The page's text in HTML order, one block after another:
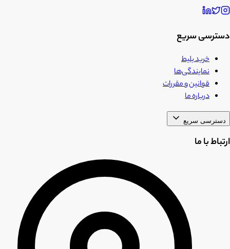
دسترسی سریع
خرید بلیط
نمایندگی‌ها
قوانین و مقررات
درباره ما
دسترسی سریع
ارتباط با ما